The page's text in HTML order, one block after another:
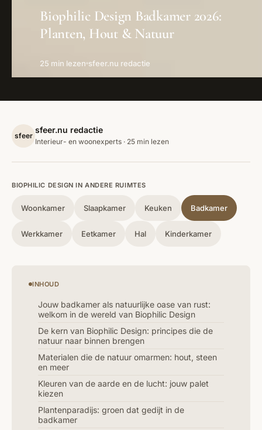
Biophilic Design Badkamer 2026:
Planten, Hout & Natuur
25 min lezen sfeer.nu redactie
sfeer
sfeer.nu redactie
Interieur- en woonexperts · 25 min lezen
BIOPHILIC DESIGN IN ANDERE RUIMTES
Woonkamer Slaapkamer Keuken Badkamer
Werkkamer Eetkamer Hal Kinderkamer
INHOUD
Jouw badkamer als natuurlijke oase van rust:
welkom in de wereld van Biophilic Design
De kern van Biophilic Design: principes die de
natuur naar binnen brengen
Materialen die de natuur omarmen: hout, steen
en meer
Kleuren van de aarde en de lucht: jouw palet
kiezen
Plantenparadijs: groen dat gedijt in de
badkamer